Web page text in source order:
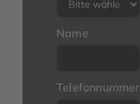
Name
Telefonnummer